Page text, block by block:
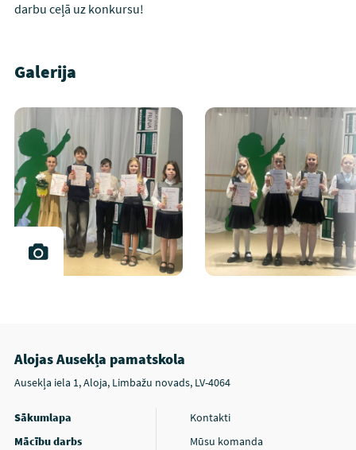
darbu ceļā uz konkursu!
Galerija
Alojas Ausekļa pamatskola
Ausekļa iela 1, Aloja, Limbažu novads, LV-4064
Sākumlapa
Mācību darbs
Kontakti
Mūsu komanda